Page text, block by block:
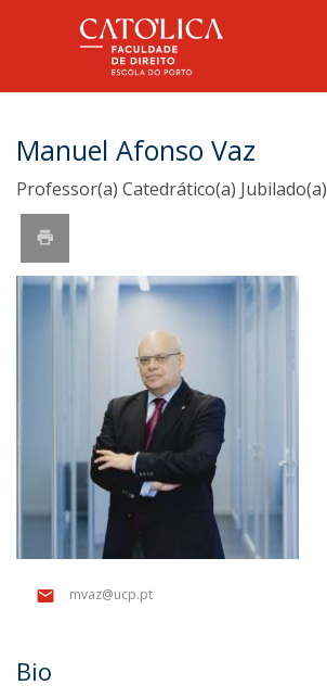
Manuel Afonso Vaz
Professor(a) Catedrático(a) Jubilado(a)
mvaz@ucp.pt
Bio